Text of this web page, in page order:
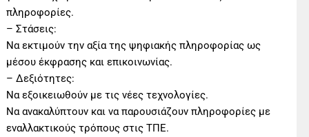
πληροφορίες.
– Στάσεις:
Να εκτιμούν την αξία της ψηφιακής πληροφορίας ως
μέσου έκφρασης και επικοινωνίας.
– Δεξιότητες:
Να εξοικειωθούν με τις νέες τεχνολογίες.
Να ανακαλύπτουν και να παρουσιάζουν πληροφορίες με
εναλλακτικούς τρόπους στις ΤΠΕ.